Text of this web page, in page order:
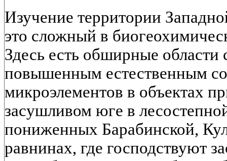
Изучение территории
это сложный в
Здесь есть обширные
повышенным естественным
микроэлементов в объектах
засушливом юге в
пониженных Барабинской,
равнинах, где господствуют